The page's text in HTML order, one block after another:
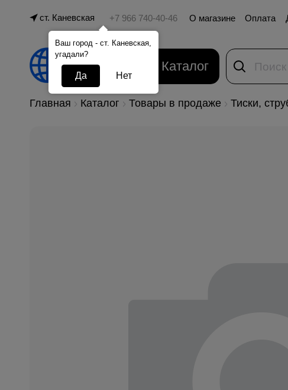
ст. Каневская О магазине Оплата
Каталог
Главная Каталог Товары в продаже Тиски,
Ваш город - ст. Каневская,
угадали?
Да Нет